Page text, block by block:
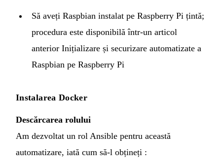
Să aveți Raspbian instalat pe Raspberry Pi țintă;
procedura este disponibilă într-un articol
anterior Inițializare și securizare automatizate a
Raspbian pe Raspberry Pi
Instalarea Docker
Descărcarea rolului
Am dezvoltat un rol Ansible pentru această
automatizare, iată cum să-l obțineți :